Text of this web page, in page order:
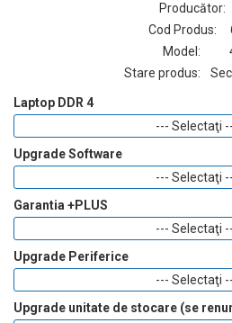
Producător:
Cod Produs:
Model:
Stare produs:
Laptop DDR 4
--- Selectaţi
Upgrade Software
--- Selectaţi
Garantia +PLUS
--- Selectaţi
Upgrade Periferice
--- Selectaţi
Upgrade unitate de stocare (se